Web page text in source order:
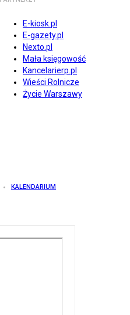
E-kiosk.pl
E-gazety.pl
Nexto.pl
Mała księgowość
Kancelarierp.pl
Wieści Rolnicze
Życie Warszawy
KALENDARIUM